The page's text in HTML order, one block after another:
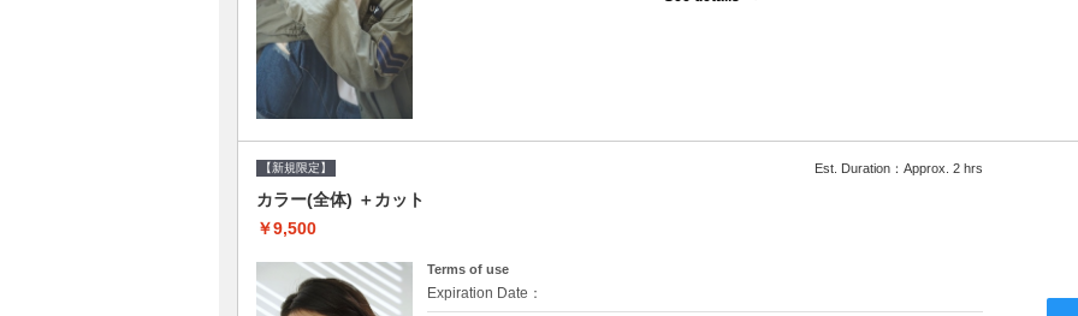
【新規限定】 Est. Duration：Approx. 2 hrs
カラー(全体) ＋カット
￥9,500
Terms of use
Expiration Date：